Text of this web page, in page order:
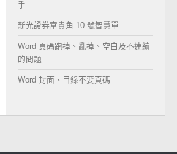
手
新光證券富貴角 10 號智慧單
Word 頁碼跑掉、亂掉、空白及不連續
的問題
Word 封面、目錄不要頁碼